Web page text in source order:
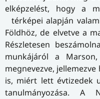
elképzelést, hogy a
térképei alapján
Földhöz, de elvetve a
Részletesen
munkájáról a
megnevezve,
is, miért lett évtizedek
tanulmányozása. A